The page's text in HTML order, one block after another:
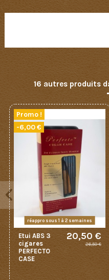
16 autres produits
Promo !
-6,00 €
réappro sous 1 à 2 semaines
Etui ABS 3
cigares
PERFECTO
CASE
20,50 €
26,50 €